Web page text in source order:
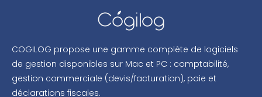
COGILOG propose une gamme complète de logiciels
de gestion disponibles sur Mac et PC : comptabilité,
gestion commerciale (devis/facturation), paie et
déclarations fiscales.